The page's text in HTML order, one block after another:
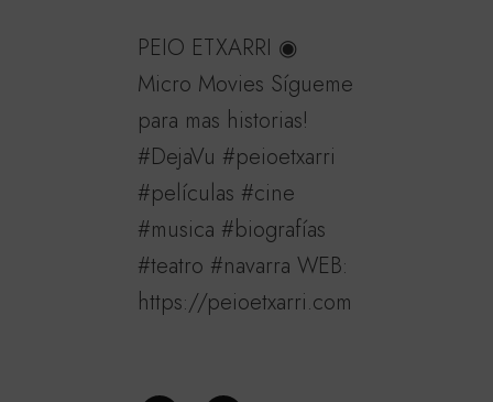
PEIO ETXARRI ◉
Micro Movies Sígueme
para mas historias!
#DejaVu #peioetxarri
#películas #cine
#musica #biografías
#teatro #navarra WEB:
https://peioetxarri.com